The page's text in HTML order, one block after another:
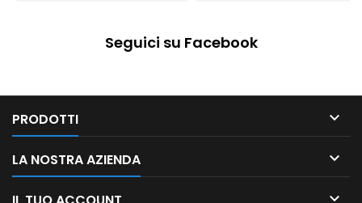
Seguici su Facebook
PRODOTTI 
LA NOSTRA AZIENDA 